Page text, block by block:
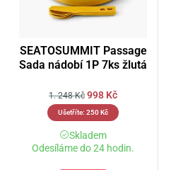
SEATOSUMMIT Passage
Sada nádobí 1P 7ks žlutá
1. 248Kč 998 Kč
Ušetříte: 250Kč
Skladem
Odesíláme do 24 hodin.